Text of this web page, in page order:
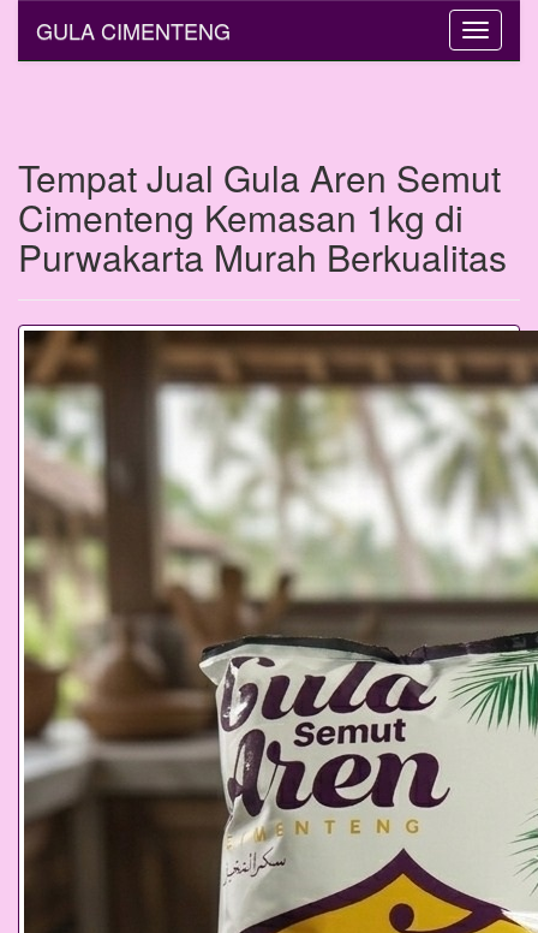
Toggle
GULA CIMENTENG
Tempat Jual Gula Aren Semut
Cimenteng Kemasan 1kg di
Purwakarta Murah Berkualitas